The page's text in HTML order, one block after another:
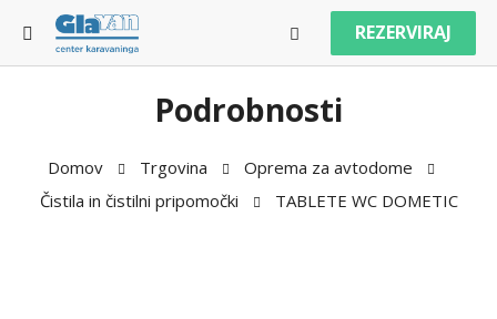
REZERVIRAJ
Podrobnosti
Domov Trgovina
Oprema za avtodome
Čistila in čistilni pripomočki
TABLETE WC DOMETIC